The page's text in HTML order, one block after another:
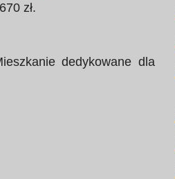
zł.
dedykowane dla